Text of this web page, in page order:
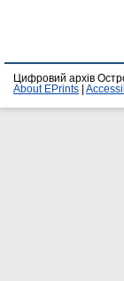
Цифровий архів
About EPrints